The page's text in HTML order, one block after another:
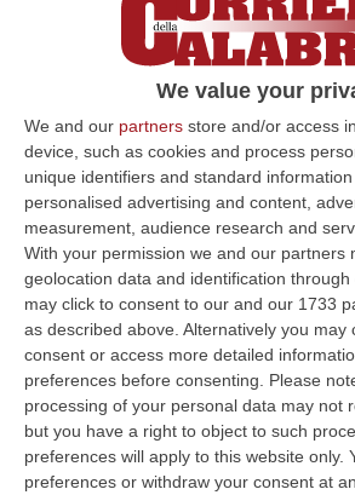
We value your
We and our partners store and/or access
device, such as cookies and process
unique identifiers and standard
personalised advertising and content,
measurement, audience research and
With your permission we and our partners
geolocation data and identification through
may click to consent to our and our 1733
as described above. Alternatively you may
consent or access more detailed
preferences before consenting. Please
processing of your personal data may not
but you have a right to object to such
preferences will apply to this website only.
preferences or withdraw your consent at
08 Agosto, 23:28
“ROMA “La sfida delle grandi città correremo
Milano, Bologna, Roma e Napoli. Ci
nazionale…
08 Agosto, 22:19
Messina, I “No Ponte” Di Nuovo In Marcia
“MESSINA “Chiediamo che venga chiusa la
liquidazione era stata già indicata dal governo
08 Agosto, 21:20
Vinitaly And The City A Reggio: Il Grande
Del Territorio, Storia E Cultura – FOTO
“REGGIO CALABRIA Vinitaly and the City arriva